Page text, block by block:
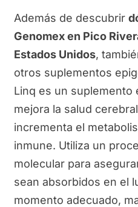
Además de descubrir
Genomex en Pico
Estados Unidos,
otros suplementos
Linq es un suplemento
mejora la salud
incrementa el
inmune. Utiliza un
molecular para
sean absorbidos en el
momento adecuado,